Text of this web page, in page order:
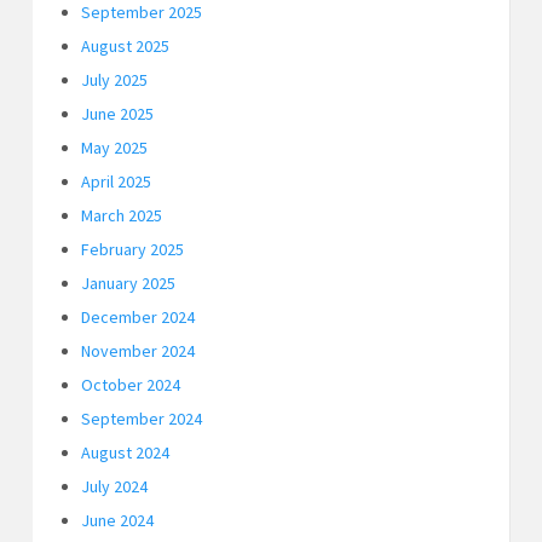
September 2025
August 2025
July 2025
June 2025
May 2025
April 2025
March 2025
February 2025
January 2025
December 2024
November 2024
October 2024
September 2024
August 2024
July 2024
June 2024